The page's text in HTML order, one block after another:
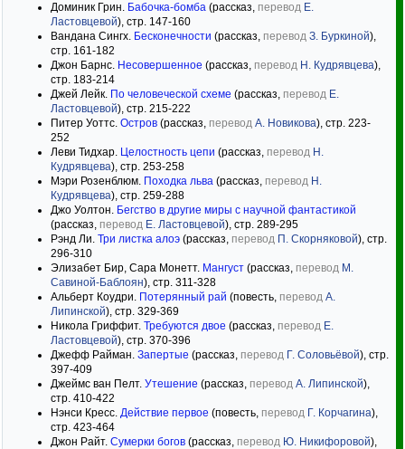
Доминик Грин. Бабочка-бомба (рассказ, перевод Е.
Ластовцевой), стр. 147-160
Вандана Сингх. Бесконечности (рассказ, перевод З. Буркиной),
стр. 161-182
Джон Барнс. Несовершенное (рассказ, перевод Н. Кудрявцева),
стр. 183-214
Джей Лейк. По человеческой схеме (рассказ, перевод Е.
Ластовцевой), стр. 215-222
Питер Уоттс. Остров (рассказ, перевод А. Новикова), стр. 223-
252
Леви Тидхар. Целостность цепи (рассказ, перевод Н.
Кудрявцева), стр. 253-258
Мэри Розенблюм. Походка льва (рассказ, перевод Н.
Кудрявцева), стр. 259-288
Джо Уолтон. Бегство в другие миры с научной фантастикой
(рассказ, перевод Е. Ластовцевой), стр. 289-295
Рэнд Ли. Три листка алоэ (рассказ, перевод П. Скорняковой), стр.
296-310
Элизабет Бир, Сара Монетт. Мангуст (рассказ, перевод М.
Савиной-Баблоян), стр. 311-328
Альберт Коудри. Потерянный рай (повесть, перевод А.
Липинской), стр. 329-369
Никола Гриффит. Требуются двое (рассказ, перевод Е.
Ластовцевой), стр. 370-396
Джефф Райман. Запертые (рассказ, перевод Г. Соловьёвой), стр.
397-409
Джеймс ван Пелт. Утешение (рассказ, перевод А. Липинской),
стр. 410-422
Нэнси Кресс. Действие первое (повесть, перевод Г. Корчагина),
стр. 423-464
Джон Райт. Сумерки богов (рассказ, перевод Ю. Никифоровой),